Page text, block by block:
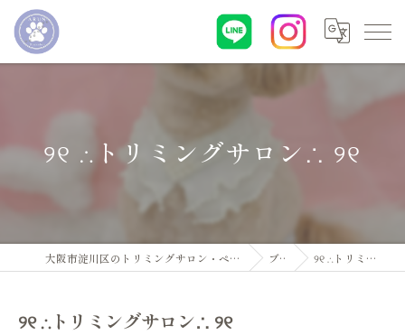
୨୧ ∴トリミングサロン∴ ୨୧
大阪市淀川区のトリミングサロン・ペットサロンならDogsalon ARUN ブログ ୨୧ ∴トリミングサロン∴ ୨୧
୨୧ ∴トリミングサロン∴ ୨୧